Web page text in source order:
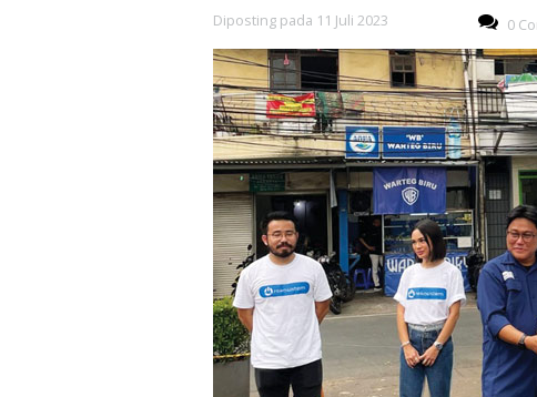
Diposting pada 11 Juli 2023 0